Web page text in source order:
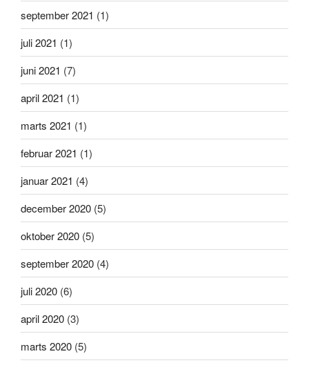
september 2021 (1)
juli 2021 (1)
juni 2021 (7)
april 2021 (1)
marts 2021 (1)
februar 2021 (1)
januar 2021 (4)
december 2020 (5)
oktober 2020 (5)
september 2020 (4)
juli 2020 (6)
april 2020 (3)
marts 2020 (5)